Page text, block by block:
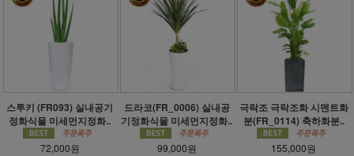
스투키 (FR093) 실내공기
정화식물 미세먼지정화..
72,000원
드라코(FR_0006) 실내공
기정화식물 미세먼지정화..
99,000원
극락조 극락조화 시멘트화
분(FR_0114) 축하화분..
155,000원